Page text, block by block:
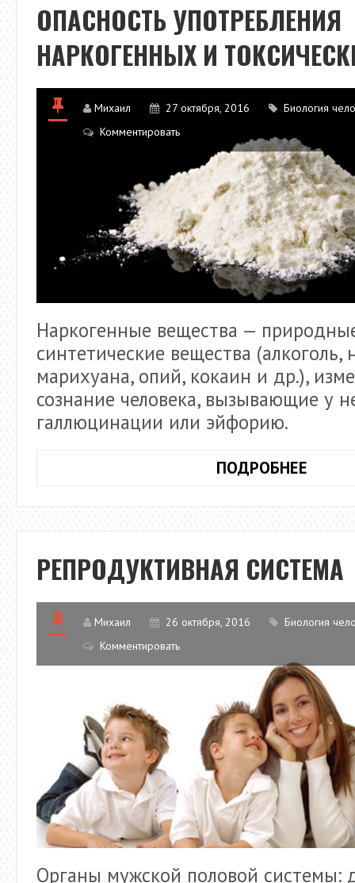
ОПАСНОСТЬ УПОТРЕБЛЕНИЯ
НАРКОГЕННЫХ И
Михаил 27 октября, 2016
Биология
Комментировать
Наркогенные вещества —
синтетические вещества (алкоголь,
марихуана, опий, кокаин и др.),
сознание человека, вызывающие у
галлюцинации или эйфорию.
ПОДРОБНЕЕ
И
РЕПРОДУКТИВНАЯ СИСТЕМА
Михаил 26 октября, 2016
Биология
Комментировать
Органы мужской половой системы: